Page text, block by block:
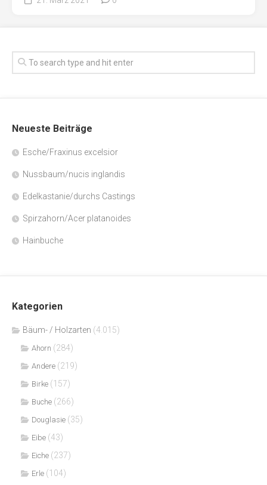
Neueste Beiträge
Esche/Fraxinus excelsior
Nussbaum/nucis inglandis
Edelkastanie/durchs Castings
Spirzahorn/Acer platanoides
Hainbuche
Kategorien
Bäum- / Holzarten (4.015)
Ahorn (284)
Andere (219)
Birke (157)
Buche (266)
Douglasie (35)
Eibe (43)
Eiche (237)
Erle (104)